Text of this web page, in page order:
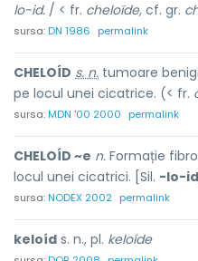
lo-id. / < fr. cheloïde, cf. gr.
sursa:DN 1986 permalink
CHELOÍD s. n. tumoare
pe locul unei cicatrice. (< fr.
sursa:MDN '00 2000 permalink
CHELOÍD ~e n. Formație
locul unei cicatrici. [Sil. -lo-id
sursa:NODEX 2002 permalink
keloíd s. n., pl. keloíde